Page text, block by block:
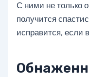
С ними не только
получится
исправится, если